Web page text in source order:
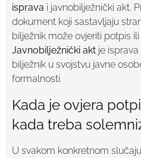
isprava i javnobilježnički akt.
dokument koji sastavljaju
bilježnik može ovjeriti potpis
Javnobilježnički akt je
bilježnik u svojstvu javne
formalnosti.
Kada je ovjera
kada treba
U svakom konkretnom